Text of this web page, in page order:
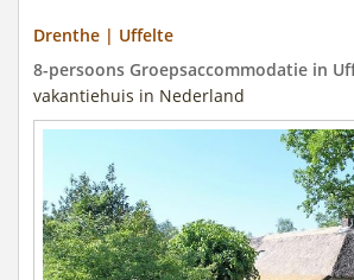
Drenthe | Uffelte
8-persoons Groepsaccommodatie in
vakantiehuis in Nederland